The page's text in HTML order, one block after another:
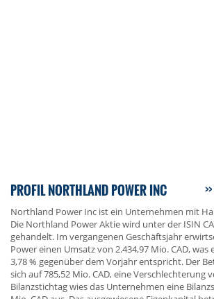
PROFIL NORTHLAND POWER INC
Northland Power Inc ist ein Unternehmen mit
Die Northland Power Aktie wird unter der ISIN
gehandelt. Im vergangenen Geschäftsjahr
Power einen Umsatz von 2.434,97 Mio. CAD,
3,78 % gegenüber dem Vorjahr entspricht. Der
sich auf 785,52 Mio. CAD, eine Verschlechterung
Bilanzstichtag wies das Unternehmen eine